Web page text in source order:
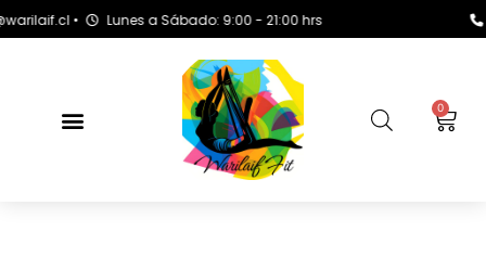
• Lunes a Sábado: 9:00 - 21:00 hrs +569
0